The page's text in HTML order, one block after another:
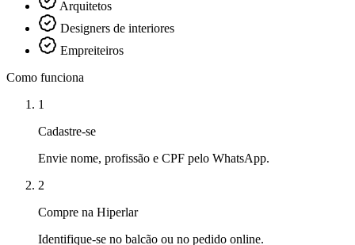
Arquitetos
Designers de interiores
Empreiteiros
Como funciona
1
Cadastre-se
Envie nome, profissão e CPF pelo WhatsApp.
2
Compre na Hiperlar
Identifique-se no balcão ou no pedido online.